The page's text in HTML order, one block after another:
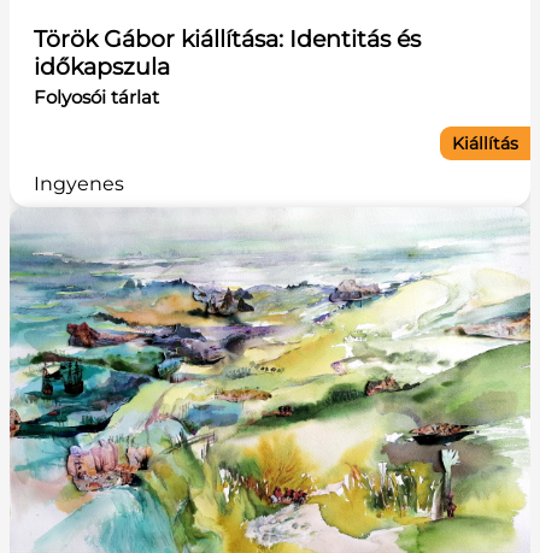
Török Gábor kiállítása: Identitás és
időkapszula
Folyosói tárlat
Ingyenes
Kiállítás